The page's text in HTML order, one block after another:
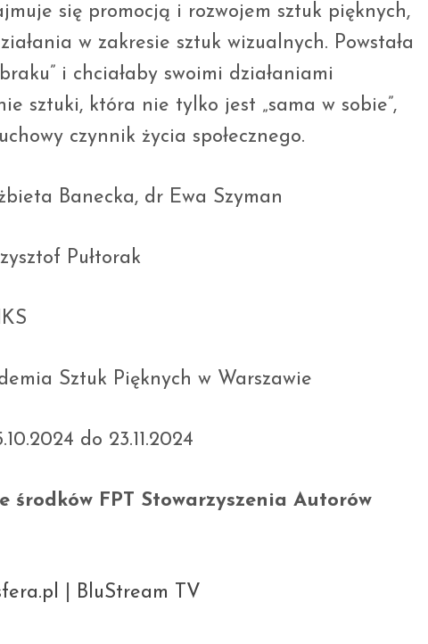
się promocją i rozwojem sztuk pięknych,
w zakresie sztuk wizualnych. Powstała
i chciałaby swoimi działaniami
sztuki, która nie tylko jest „sama w sobie”,
czynnik życia społecznego.
Banecka, dr Ewa Szyman
Pułtorak
Sztuk Pięknych w Warszawie
do 23.11.2024
środków FPT Stowarzyszenia Autorów
BluStream TV